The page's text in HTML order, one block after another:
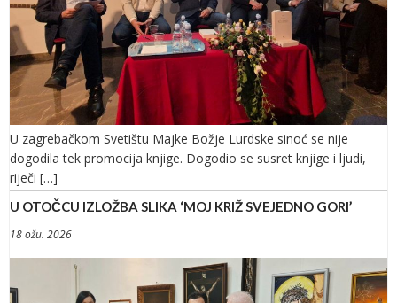
U zagrebačkom Svetištu Majke Božje Lurdske sinoć se nije
dogodila tek promocija knjige. Dogodio se susret knjige i ljudi,
riječi […]
U OTOČCU IZLOŽBA SLIKA ‘MOJ KRIŽ SVEJEDNO GORI’
18 ožu. 2026